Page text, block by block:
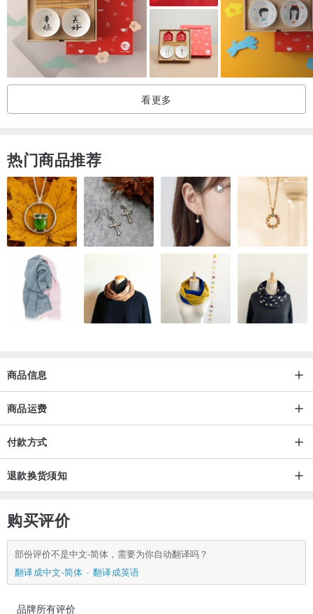
我使用各种釉料和黏土，制作出各种不同颜色和形状的陶器，寻找最
佳组合。
不可能创造出两件完全相同的作品，所以尽管它们看起来相似，但每
件都是独一无二的。
如果你能找到你最喜欢的，我会非常高兴。
---
尺寸和重量
尺寸：直径13厘米，底座直径4.9厘米，高6.2厘米
重量：231公克
- 陶器由于其特性，具有吸水性，在某些情况下，裂缝处可能会沾上
颜色，或者水分可能会渗出。
因此，我们使用餐具用止水剂进行止水处理后再发货，因此无需密封
孔隙。
防水处理需要 2-3 天，因此从订购到发货请留出 5 天时间。
如果不需要防水剂，请在购买时告知我们。
能会根据您的显示器环境和照明条件而有所不同。请注意这一点。
看更多
热门商品推荐
商品信息
商品运费
付款方式
退款换货须知
购买评价
部份评价不是中文-简体，需要为你自动翻译吗？
翻译成中文-简体
翻译成英语
品牌所有评价